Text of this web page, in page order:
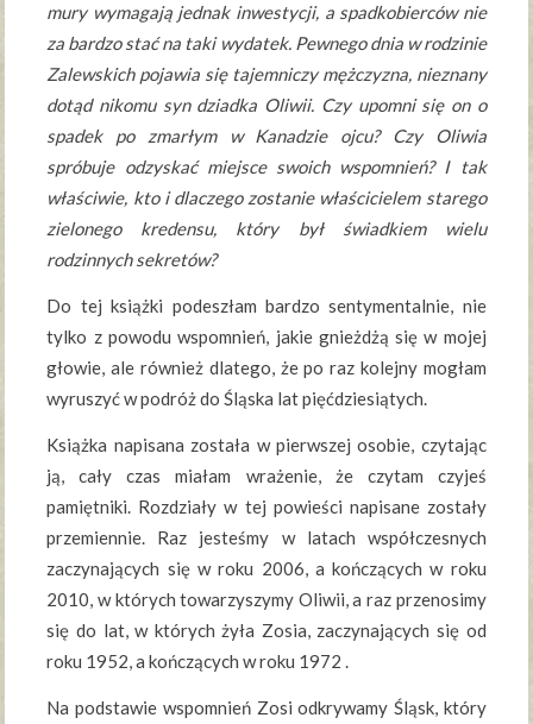
mury wymagają jednak inwestycji, a spadkobierców nie
za bardzo stać na taki wydatek. Pewnego dnia w rodzinie
Zalewskich pojawia się tajemniczy mężczyzna, nieznany
dotąd nikomu syn dziadka Oliwii. Czy upomni się on o
spadek po zmarłym w Kanadzie ojcu? Czy Oliwia
spróbuje odzyskać miejsce swoich wspomnień? I tak
właściwie, kto i dlaczego zostanie właścicielem starego
zielonego kredensu, który był świadkiem wielu
rodzinnych sekretów?
Do tej książki podeszłam bardzo sentymentalnie, nie
tylko z powodu wspomnień, jakie gnieżdżą się w mojej
głowie, ale również dlatego, że po raz kolejny mogłam
wyruszyć w podróż do Śląska lat pięćdziesiątych.
Książka napisana została w pierwszej osobie, czytając
ją, cały czas miałam wrażenie, że czytam czyjeś
pamiętniki. Rozdziały w tej powieści napisane zostały
przemiennie. Raz jesteśmy w latach współczesnych
zaczynających się w roku 2006, a kończących w roku
2010, w których towarzyszymy Oliwii, a raz przenosimy
się do lat, w których żyła Zosia, zaczynających się od
roku 1952, a kończących w roku 1972 .
Na podstawie wspomnień Zosi odkrywamy Śląsk, który